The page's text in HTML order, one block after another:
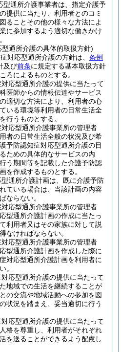
型通所介護事業者は、指定介護予
提供に当たり、利用者とのコミ
ることその他の様々な方法によ
に参加するよう適切な働きかけ
通所介護の具体的取扱方針)
対応型通所介護の方針は、 条例
及び前条に規定する基本取扱方針
ろによるものとする。
応型通所介護の提供に当たって
医師からの情報伝達やサービス
適切な方法により、利用者の心
いる環境等利用者の日常生活全
行うものとする。
応型通所介護事業所の管理者
者の日常生活全般の状況及び希
予防認知症対応型通所介護の目
ための具体的なサービスの内
う期間等を記載した介護予防認
を作成するものとする。
通所介護計画は、既に介護予防
ている場合は、当該計画の内容
ならない。
応型通所介護事業所の管理者
型通所介護計画の作成に当たっ
利用者又はその家族に対して説
なければならない。
応型通所介護事業所の管理者
型通所介護計画を作成した際に
対応型通所介護計画を利用者に
。
応型通所介護の提供に当たって
地域での生活を継続することが
の交流や地域活動への参加を図
状況を踏まえ、妥当適切に行う
応型通所介護の提供に当たって
格を尊重し、利用者がそれぞれ
を送ることができるよう配慮し